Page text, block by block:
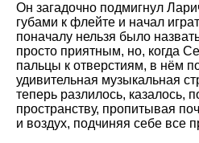
Он загадочно подмигнул
губами к флейте и начал
поначалу нельзя было
просто приятным, но, когда
пальцы к отверстиям, в нём
удивительная музыкальная
теперь разлилось, казалось,
пространству, пропитывая
и воздух, подчиняя себе все